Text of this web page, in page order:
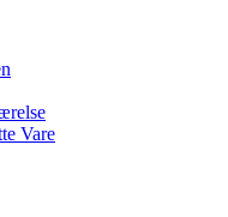
Vare